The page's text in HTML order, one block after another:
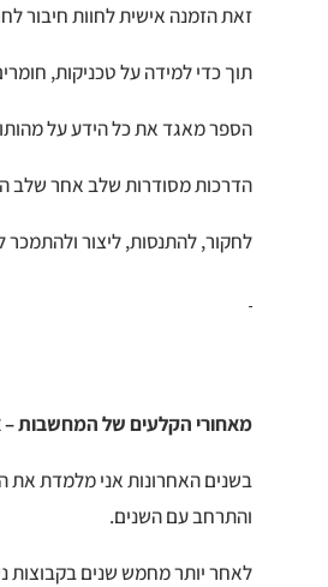
זאת הזמנה אישית לחוות חיבור
תוך כדי למידה על טכניקות,
הספר מאגד את כל הידע על מהותו
הדרכות מסודרות שלב אחר שלב
לחקור, להתנסות, ליצור
מאחורי הקלעים של המחשבות –
בשנים האחרונות אני מלמדת את
והתרחב עם השנים.
לאחר יותר מחמש שנים בקבוצות